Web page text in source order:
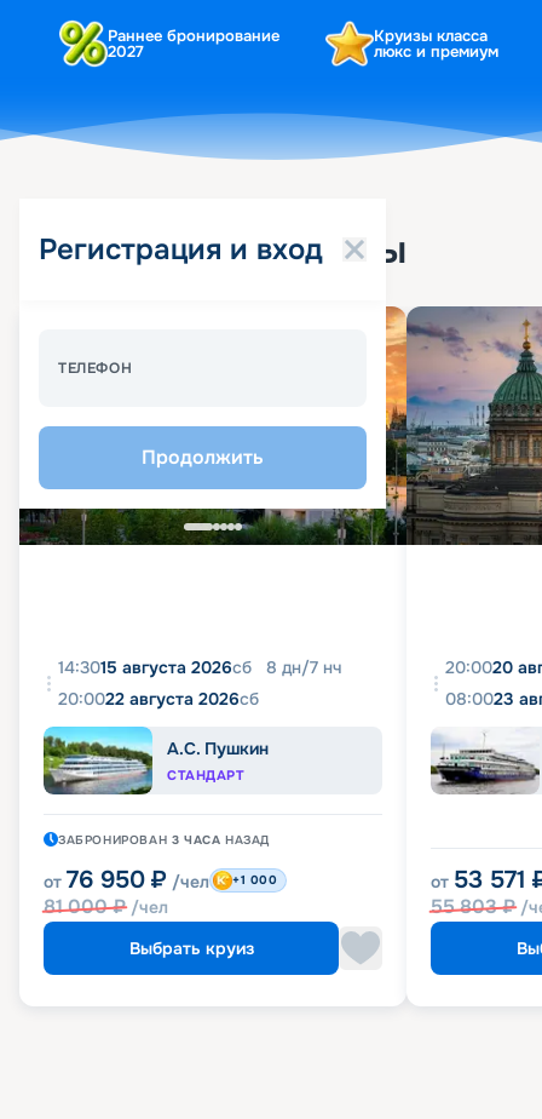
Раннее бронирование
2027
Круизы класса
люкс и премиум
Регистрация и вход
ТЕЛЕФОН
Продолжить
Популярные круизы
14:3015 августа 2026сб 8 дн/7 нч
20:0022 августа 2026сб
А.С. Пушкин
СТАНДАРТ
ЗАБРОНИРОВАН 3 ЧАСА НАЗАД
от 76 950 ₽ /чел
81 000₽ /чел
+1 000
Выбрать круиз
20:0020
08:0023
от 53 571
55 803₽ /